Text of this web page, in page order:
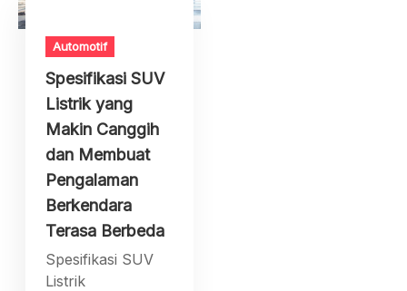
Automotif
Spesifikasi SUV
Listrik yang
Makin Canggih
dan Membuat
Pengalaman
Berkendara
Terasa Berbeda
Spesifikasi SUV
Listrik